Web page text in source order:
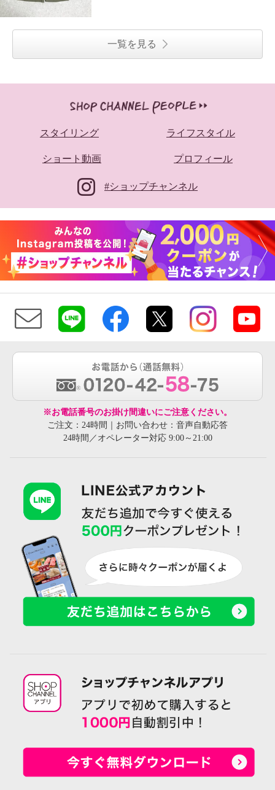
一覧を見る
スタイリング ライフスタイル
ショート動画 プロフィール
#ショップチャンネル
※お電話番号のお掛け間違いにご注意ください。
ご注文：24時間｜お問い合わせ：音声自動応答
24時間／オペレーター対応 9:00～21:00